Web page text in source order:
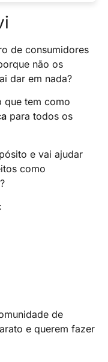
suas
se
Para quem
ser a melhor
de consumidores
não os
dar em nada?
que tem como
para todos os
e vai ajudar
como
de
e querem fazer